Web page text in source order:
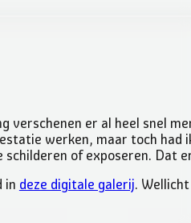
verschenen er al heel snel
werken, maar toch
schilderen of exposeren. Dat
in deze digitale galerij.